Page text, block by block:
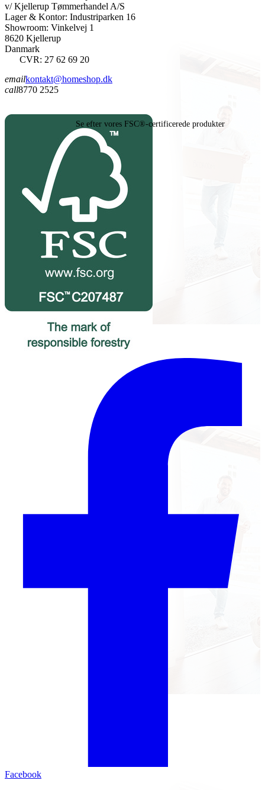
v/ Kjellerup Tømmerhandel A/S
Lager & Kontor: Industriparken 16
Showroom: Vinkelvej 1
8620 Kjellerup
Danmark
CVR: 27 62 69 20
emailkontakt@homeshop.dk
call8770 2525
Se efter vores FSC®-certificerede produkter
Facebook